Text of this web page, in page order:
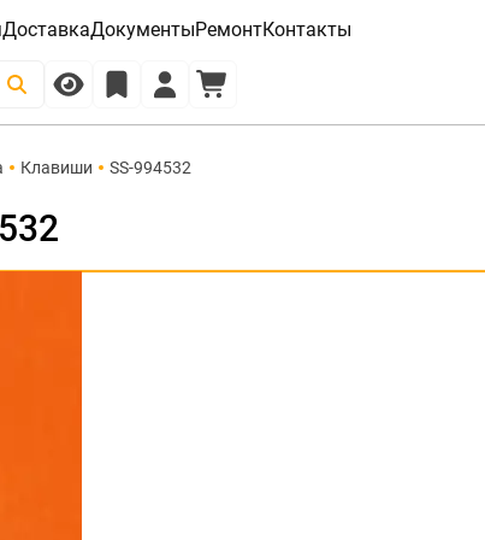
ДоставкаДокументыРемонтКонтакты
Клавиши SS-994532